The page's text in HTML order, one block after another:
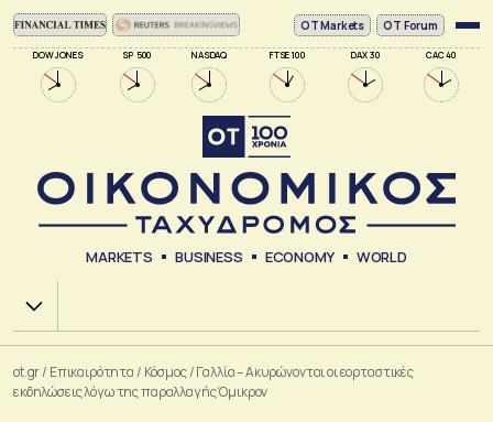
DOW JONES SP 500 NASDAQ FTSE 100 DAX 30 CAC 40
ΟΤ Markets OT Forum
MARKETS BUSINESS ECONOMY WORLD
Χ.Α.
ot.gr/ Επικαιρότητα / Κόσμος/Γαλλία – Ακυρώνονται οι εορταστικές
εκδηλώσεις λόγω της παραλλαγής Όμικρον